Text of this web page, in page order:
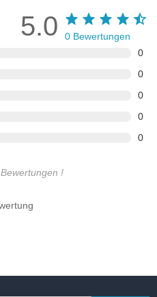
0
0
0
0
0
5.0 0 Bewertungen
!